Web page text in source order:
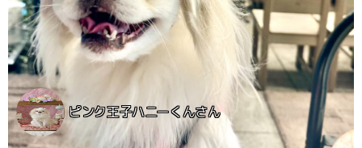
ピンク王子ハニーくんさん